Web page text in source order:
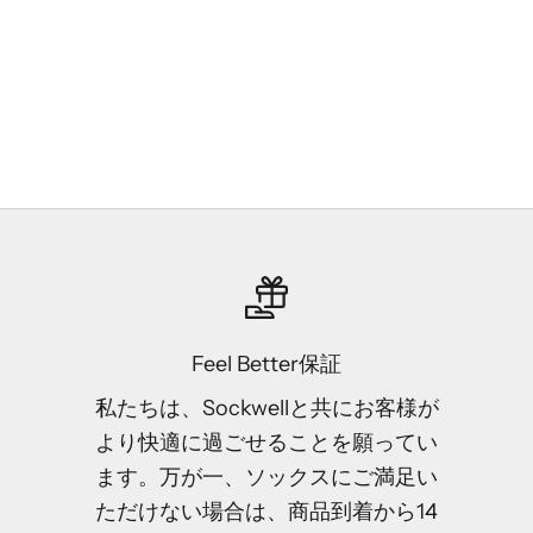
Feel Better保証
私たちは、Sockwellと共にお客様が
より快適に過ごせることを願ってい
ます。万が一、ソックスにご満足い
ただけない場合は、商品到着から14